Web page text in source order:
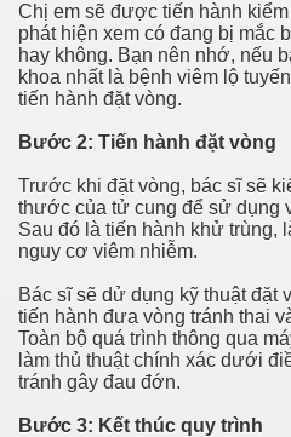
Chị em sẽ được tiến hành
phát hiện xem có đang bị mắc
hay không. Bạn nên nhớ, nếu
khoa nhất là bệnh viêm lộ
tiến hành đặt vòng.
Bước 2: Tiến hành đặt vòng
Trước khi đặt vòng, bác sĩ sẽ
thước của tử cung để sử dụng
Sau đó là tiến hành khử trùng,
nguy cơ viêm nhiễm.
Bác sĩ sẽ dử dụng kỹ thuật đặt
tiến hành đưa vòng tránh thai
Toàn bộ quá trình thông qua
làm thủ thuật chính xác dưới
tránh gây đau đớn.
Bước 3: Kết thúc quy trình